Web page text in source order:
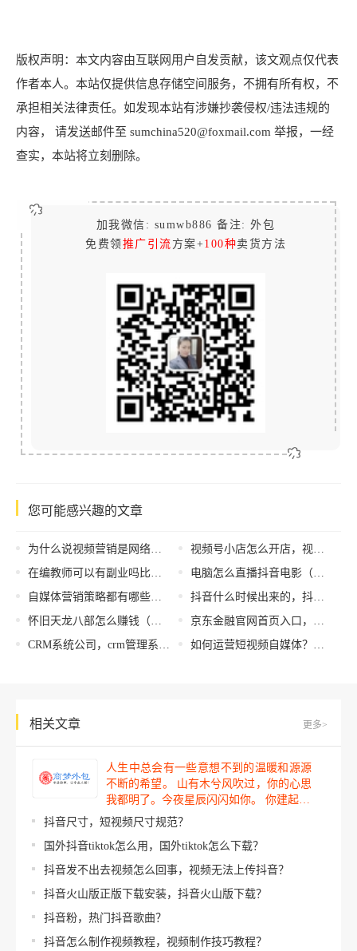
版权声明：本文内容由互联网用户自发贡献，该文观点仅代表
作者本人。本站仅提供信息存储空间服务，不拥有所有权，不
承担相关法律责任。如发现本站有涉嫌抄袭侵权/违法违规的
内容， 请发送邮件至 sumchina520@foxmail.com 举报，一经
查实，本站将立刻删除。
加我微信: sumwb886 备注: 外包
免费领 推广引流 方案+100种卖货方法
您可能感兴趣的文章
为什么说视频营销是网络营销推广的风口？
在编教师可以有副业吗比如开饭店（高校在编教师可以有副业吗）
自媒体营销策略都有哪些，自媒体营销策略都有哪些类型？
怀旧天龙八部怎么赚钱（手游天龙八部怎么赚钱）
CRM系统公司，crm管理系统介绍？
视频号小店怎么开店，视频号小店经营攻略？
电脑怎么直播抖音电影（电脑怎么直播抖音_）
抖音什么时候出来的，抖音发布时间？
京东金融官网首页入口，京东金融官网登录？
如何运营短视频自媒体？短视频自媒体具备的5个能力
相关文章 更多>
人生中总会有一些意想不到的温暖和源源
不断的希望。 山有木兮风吹过，你的心思
我都明了。今夜星辰闪闪如你。 你建起…
抖音尺寸，短视频尺寸规范？
国外抖音tiktok怎么用，国外tiktok怎么下载？
抖音发不出去视频怎么回事，视频无法上传抖音？
抖音火山版正版下载安装，抖音火山版下载？
抖音粉，热门抖音歌曲？
抖音怎么制作视频教程，视频制作技巧教程？